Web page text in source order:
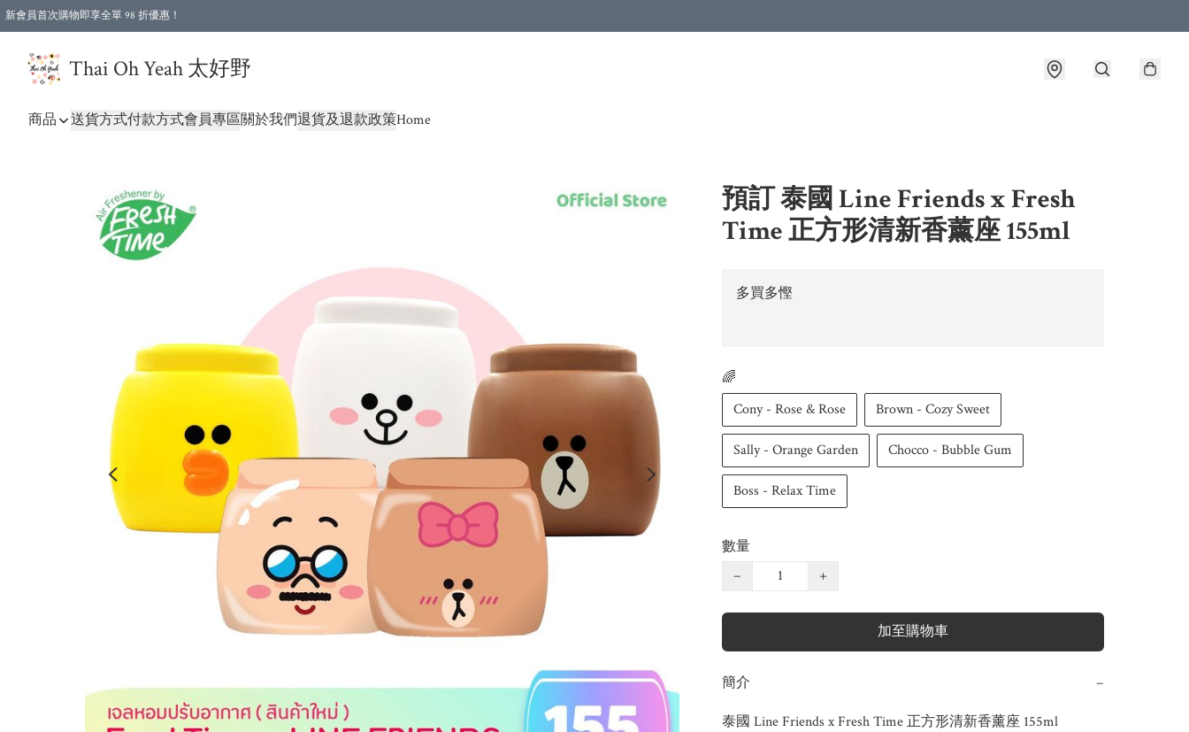
新會員首次購物即享全單 98 折優惠！
Thai Oh Yeah 太好野
商品 送貨方式付款方式會員專區關於我們退貨及退款政策Home
預訂 泰國 Line Friends x Fresh
Time 正方形清新香薰座 155ml
多買多慳
🌈
Cony - Rose & Rose
Brown - Cozy Sweet
Sally - Orange Garden Chocco - Bubble Gum
Boss - Relax Time
數量
−
+
加至購物車
簡介 −
泰國 Line Friends x Fresh Time 正方形清新香薰座 155ml